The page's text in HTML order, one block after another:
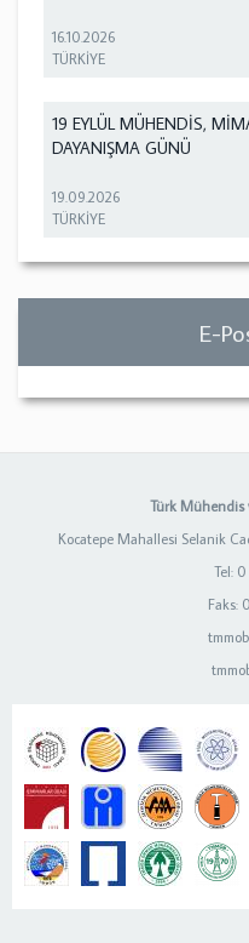
16.10.2026
TÜRKİYE
19 EYLÜL MÜHENDİS,
DAYANIŞMA GÜNÜ
19.09.2026
TÜRKİYE
E-
Türk Mühendis
Kocatepe Mahallesi Selanik
Tel: 0
Faks: